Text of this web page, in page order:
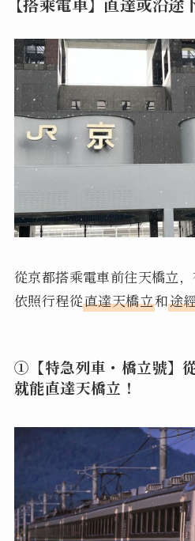
從京都搭乘電車前往天橋立
依照行程從直達天橋立和途
①【特急列車・橋立號】
就能直達天橋立！